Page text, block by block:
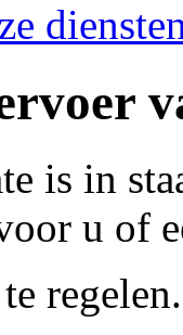
is in
u of